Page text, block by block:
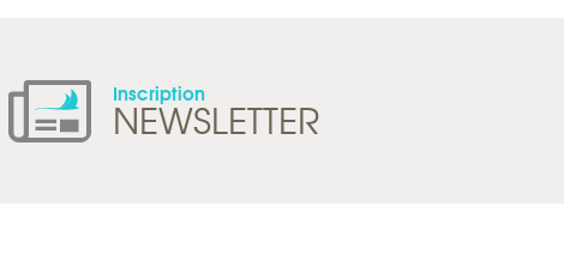
Inscription
NEWSLETTER